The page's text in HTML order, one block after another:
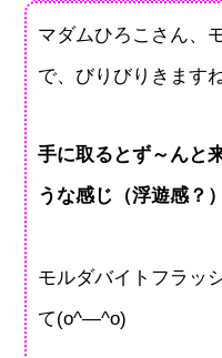
マダムひろこさん、
で、びりびりきますね
手に取るとず～んと
うな感じ（浮遊感？
モルダバイトフラッ
て(o^―^o)